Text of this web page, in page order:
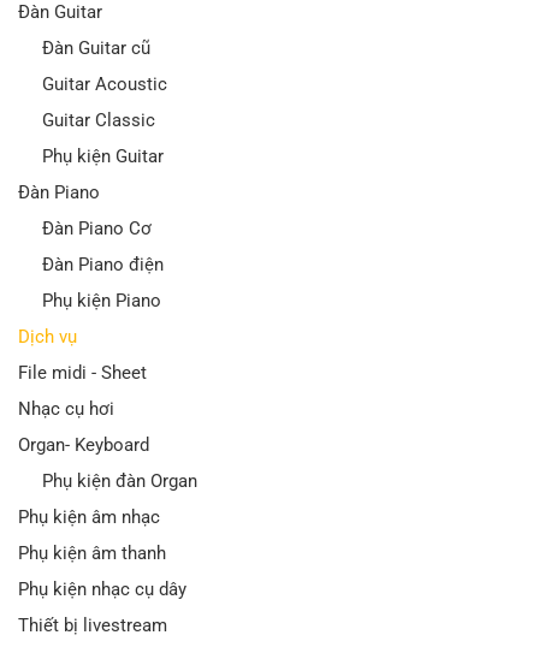
Đàn Guitar
Đàn Guitar cũ
Guitar Acoustic
Guitar Classic
Phụ kiện Guitar
Đàn Piano
Đàn Piano Cơ
Đàn Piano điện
Phụ kiện Piano
Dịch vụ
File midi - Sheet
Nhạc cụ hơi
Organ- Keyboard
Phụ kiện đàn Organ
Phụ kiện âm nhạc
Phụ kiện âm thanh
Phụ kiện nhạc cụ dây
Thiết bị livestream